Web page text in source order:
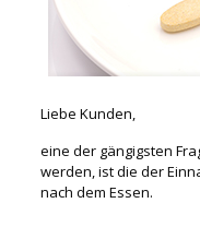
Liebe Kunden,
eine der gängigsten
werden, ist die der
nach dem Essen.